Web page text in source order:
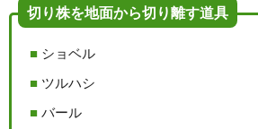
切り株を地面から切り離す道具
ショベル
ツルハシ
バール